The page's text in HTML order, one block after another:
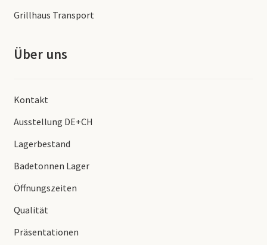
Grillhaus Transport
Über uns
Kontakt
Ausstellung DE+CH
Lagerbestand
Badetonnen Lager
Öffnungszeiten
Qualität
Präsentationen